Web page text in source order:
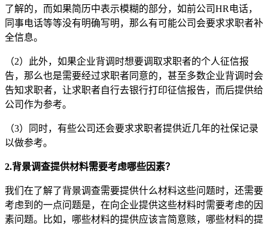
了解的，而如果简历中表示模糊的部分，如前公司HR电话，
同事电话等等没有明确写明，那么有可能公司会要求求职者补
全信息。
（2）此外，如果企业背调时想要调取求职者的个人征信报
告，那么也是需要经过求职者同意的，甚至多数企业背调时会
告知求职者，让求职者自行去银行打印征信报告，而后提供给
公司作为参考。
（3）同时，有些公司还会要求求职者提供近几年的社保记录
以做参考。
2.背景调查提供材料需要考虑哪些因素？
我们在了解了背景调查需要提供什么材料这些问题时，还需要
考虑到的一点问题是，在向企业提供这些材料时需要考虑的因
素问题。比如，哪些材料的提供应该言简意赅，哪些材料的提